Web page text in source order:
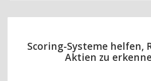
Scoring-Systeme helfen,
Aktien zu